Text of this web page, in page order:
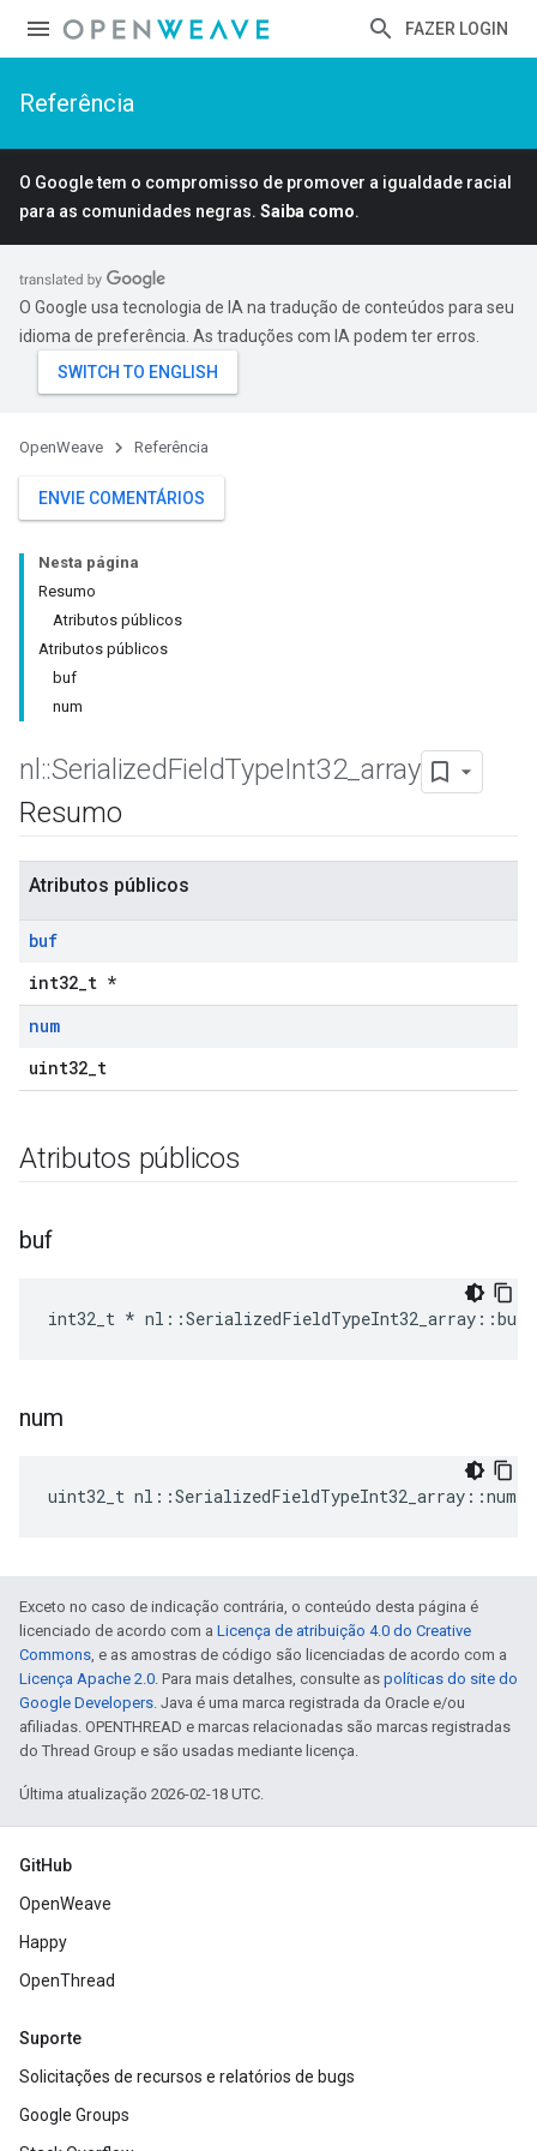
FAZER LOGIN
Referência
O Google tem o compromisso de promover a igualdade racial
para as comunidades negras. Saiba como.
O Google usa tecnologia de IA na tradução de conteúdos para seu
idioma de preferência. As traduções com IA podem ter erros.
OpenWeave Referência
ENVIE COMENTÁRIOS
Nesta página
Resumo
Atributos públicos
Atributos públicos
buf
num
nl ::SerializedFieldTypeInt32_array
Resumo
Atributos públicos
buf
int32_t *
num
uint32_t
Atributos públicos
buf
int32_t * nl::SerializedFieldTypeInt32_array::buf
num
uint32_t nl::SerializedFieldTypeInt32_array::num
Exceto no caso de indicação contrária, o conteúdo desta página é
licenciado de acordo com a Licença de atribuição 4.0 do Creative
Commons, e as amostras de código são licenciadas de acordo com a
Licença Apache 2.0. Para mais detalhes, consulte as políticas do site do
Google Developers. Java é uma marca registrada da Oracle e/ou
afiliadas. OPENTHREAD e marcas relacionadas são marcas registradas
do Thread Group e são usadas mediante licença.
Última atualização 2026-02-18 UTC.
GitHub
OpenWeave
Happy
OpenThread
Suporte
Solicitações de recursos e relatórios de bugs
Google Groups